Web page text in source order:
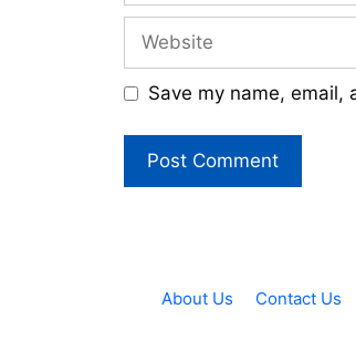
Save my name,
About Us Contact Us